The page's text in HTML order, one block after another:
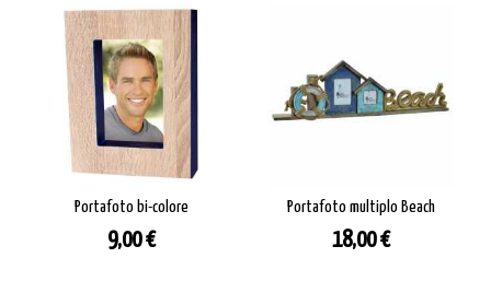
Portafoto bi-colore
Prezzo
9,00 €
Portafoto multiplo Beach
Prezzo
18,00 €